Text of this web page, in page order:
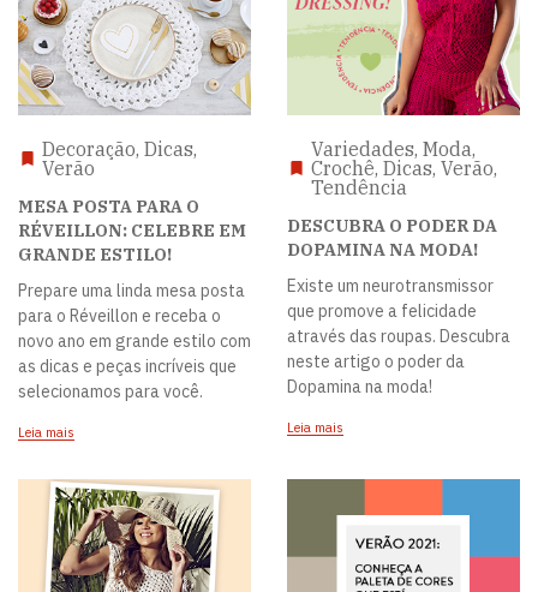
Decoração, Dicas,
Verão
MESA POSTA PARA O
RÉVEILLON: CELEBRE EM
GRANDE ESTILO!
Prepare uma linda mesa posta
para o Réveillon e receba o
novo ano em grande estilo com
as dicas e peças incríveis que
selecionamos para você.
Leia mais
Variedades, Moda,
Crochê, Dicas, Verão,
Tendência
DESCUBRA O PODER DA
DOPAMINA NA MODA!
Existe um neurotransmissor
que promove a felicidade
através das roupas. Descubra
neste artigo o poder da
Dopamina na moda!
Leia mais